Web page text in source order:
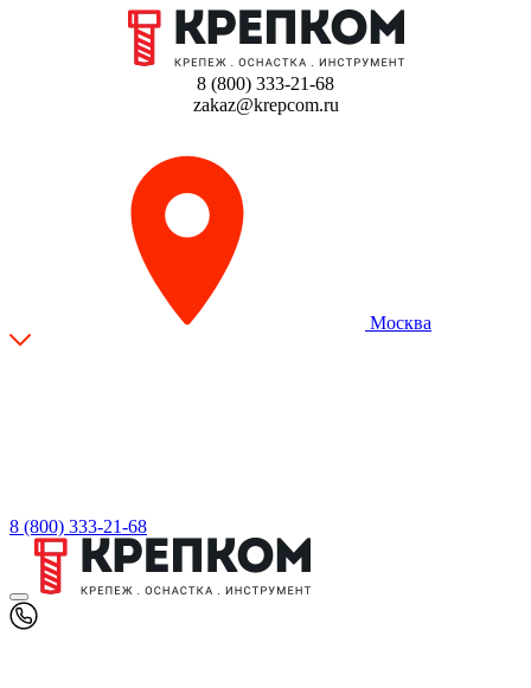
8 (800) 333-21-68
zakaz@krepcom.ru
Москва
8 (800) 333-21-68